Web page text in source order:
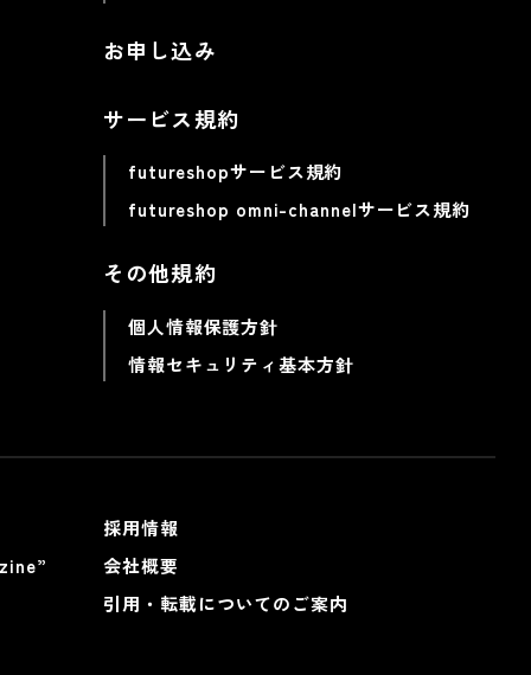
お申し込み
サービス規約
futureshopサービス規約
futureshop omni-channelサービス規約
その他規約
個人情報保護方針
情報セキュリティ基本方針
採用情報
会社概要
引用・転載についてのご案内